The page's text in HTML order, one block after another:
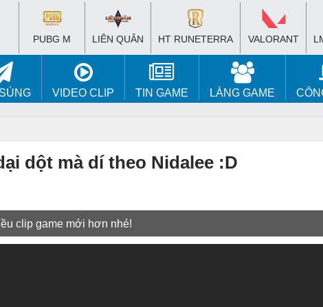
PUBG M LIÊN QUÂN HT RUNETERRA VALORANT
VIDEO CLIP TIN GAME LÀNG GAME
dột mà dí theo Nidalee :D
clip game mới hơn nhé!